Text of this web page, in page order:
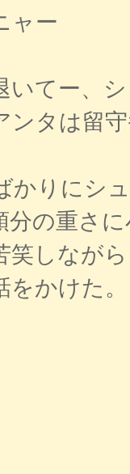
ャー
いてー、
ンタは留
かりにシ
分の重さ
笑しなが
かけた。